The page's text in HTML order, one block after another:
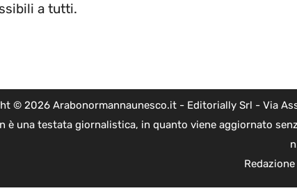
a tutti.
© 2026 Arabonormannaunesco.it - Editorially Srl - Via
è una testata giornalistica, in quanto viene aggiornato
Redazione